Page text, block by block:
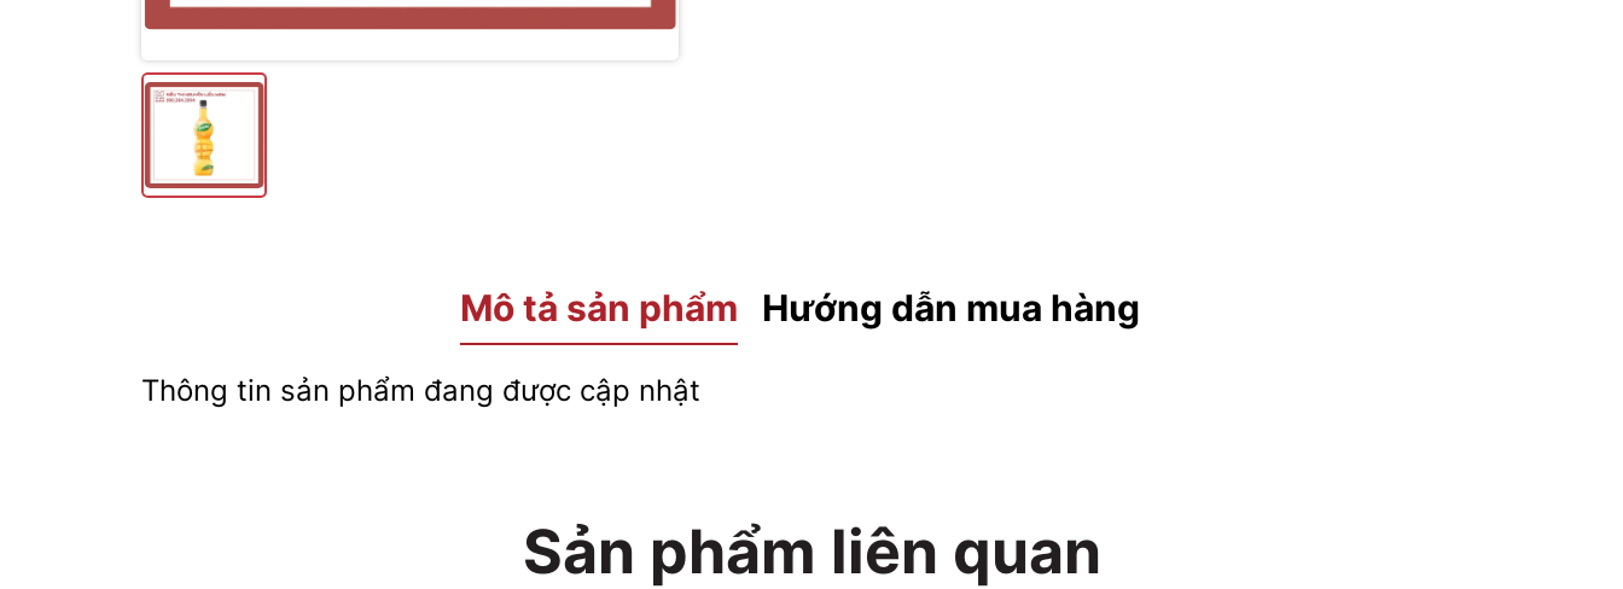
Mô tả sản phẩm Hướng dẫn mua hàng
Thông tin sản phẩm đang được cập nhật
Sản phẩm liên quan